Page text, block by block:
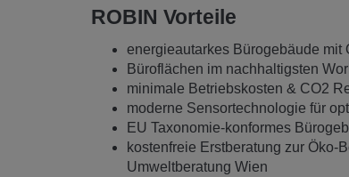
ROBIN Vorteile
energieautarkes Bürogebäude mit
Büroflächen im nachhaltigsten
minimale Betriebskosten & CO2
moderne Sensortechnologie für
EU Taxonomie-konformes
kostenfreie Erstberatung zur Öko-
Umweltberatung Wien